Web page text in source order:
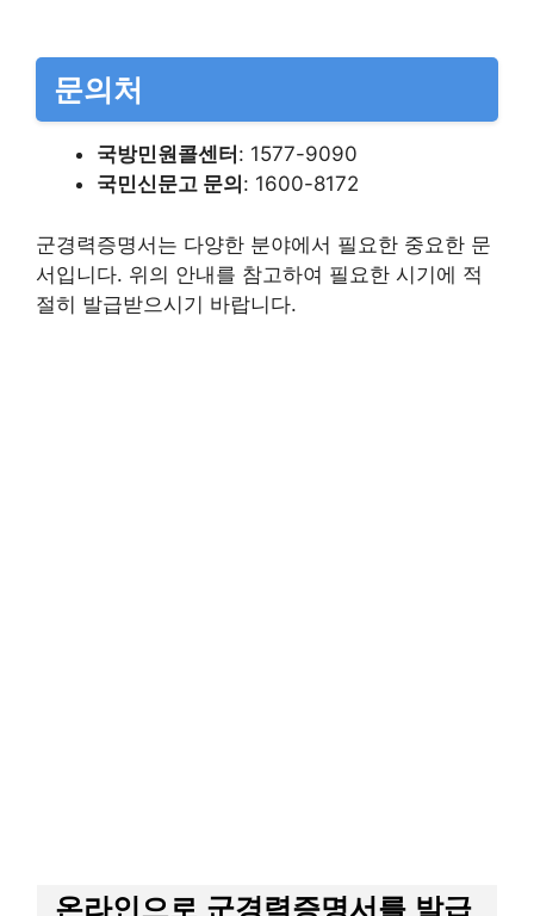
문의처
국방민원콜센터 : 1577-9090​
국민신문고 문의 : 1600-8172​
군경력증명서는 다양한 분야에서 필요한 중요한 문
서입니다. 위의 안내를 참고하여 필요한 시기에 적
절히 발급받으시기 바랍니다.
온라인으로 군경력증명서를 발급